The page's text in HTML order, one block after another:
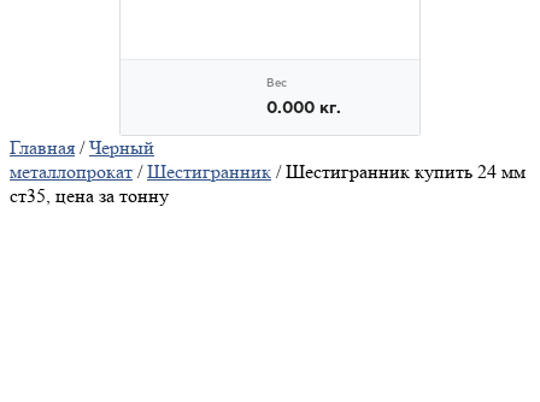
Главная /Черный
металлопрокат /Шестигранник / Шестигранник купить 24 мм
ст35, цена за тонну